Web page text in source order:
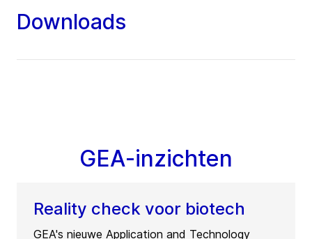
Downloads
GEA-inzichten
Reality check voor biotech
GEA's nieuwe Application and Technology